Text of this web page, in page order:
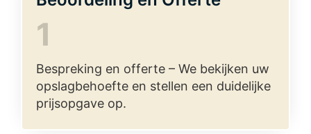
1
Bespreking en offerte – We bekijken uw
opslagbehoefte en stellen een duidelijke
prijsopgave op.